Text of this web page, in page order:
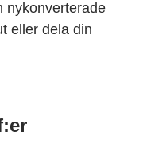
nykonverterade
eller dela din